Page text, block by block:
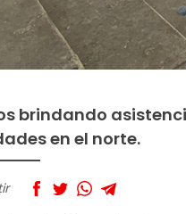
brindando
en el norte.